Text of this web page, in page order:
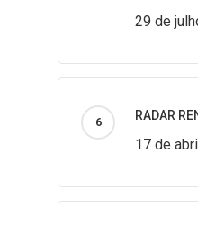
29 de
RADAR
17 de